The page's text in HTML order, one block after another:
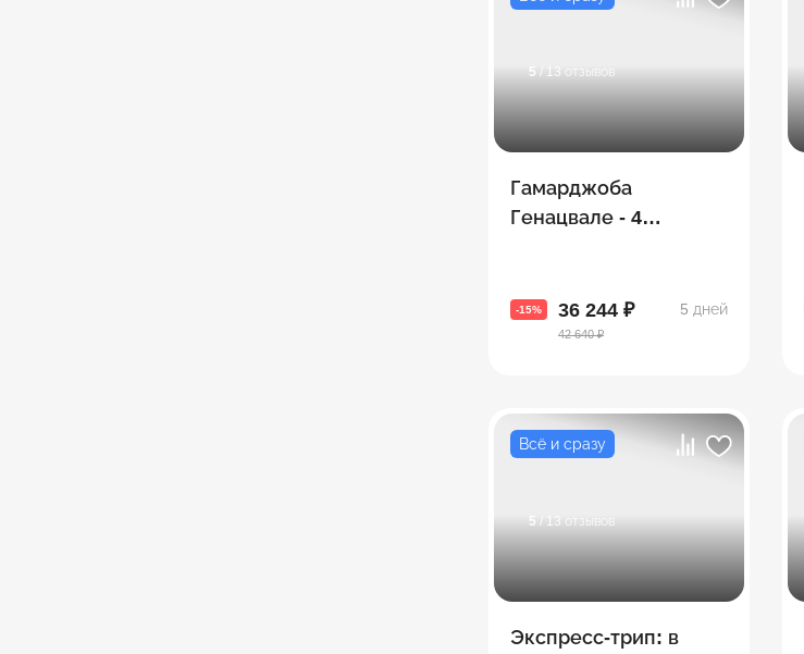
5 / 13 отзывов
Гамарджоба
Генацвале - 4
-15% 36 244 ₽
42 640 ₽
5 дней
Всё и сразу
5 / 13 отзывов
Экспресс-трип: в